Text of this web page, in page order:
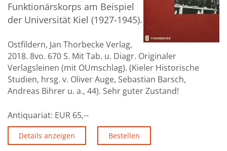
Funktionärskorps am Beispiel
der Universität Kiel (1927-1945).
Ostfildern, Jan Thorbecke Verlag,
2018. 8vo. 670 S. Mit Tab. u. Diagr. Originaler
Verlagsleinen (mit OUmschlag). (Kieler Historische
Studien, hrsg. v. Oliver Auge, Sebastian Barsch,
Andreas Bihrer u. a., 44). Sehr guter Zustand!
Antiquariat: EUR 65,--
Details anzeigen Bestellen